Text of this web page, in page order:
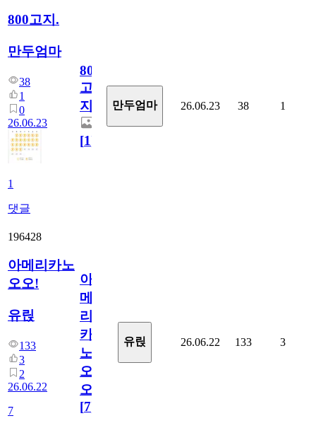
800고지.
만두엄마
38
1
0
26.06.23
1
댓글
800
고
지.
[1]
만두엄마 26.06.23 38 1
196428
아메리카노
오오!
유릱
133
3
2
26.06.22
7
아
메
리
카
노
오
오!
[7]
유릱 26.06.22 133 3